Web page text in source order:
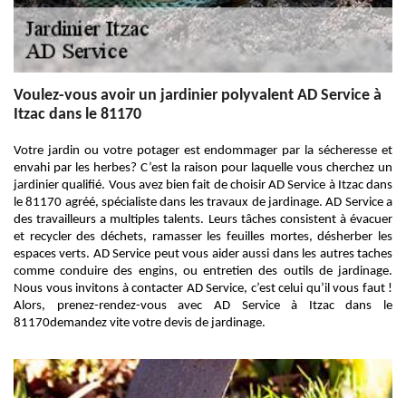
Voulez-vous avoir un jardinier polyvalent AD Service à
Itzac dans le 81170
Votre jardin ou votre potager est endommager par la sécheresse et
envahi par les herbes? C’est la raison pour laquelle vous cherchez un
jardinier qualifié. Vous avez bien fait de choisir AD Service à Itzac dans
le 81170 agréé, spécialiste dans les travaux de jardinage. AD Service a
des travailleurs a multiples talents. Leurs tâches consistent à évacuer
et recycler des déchets, ramasser les feuilles mortes, désherber les
espaces verts. AD Service peut vous aider aussi dans les autres taches
comme conduire des engins, ou entretien des outils de jardinage.
Nous vous invitons à contacter AD Service, c’est celui qu’il vous faut !
Alors, prenez-rendez-vous avec AD Service à Itzac dans le
81170demandez vite votre devis de jardinage.